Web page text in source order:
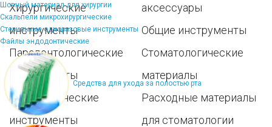
Шовный материал для хирургии
Скальпели микрохирургические
Стерильные одноразовые инструменты
Файлы эндодонтические
Средства для ухода за полостью рта
Хирургические
инструменты
Пародонтологические
инструменты
Ортодонтические
инструменты
аксессуары
Общие инструменты
Стоматологические
материалы
Расходные материалы
для стоматологии